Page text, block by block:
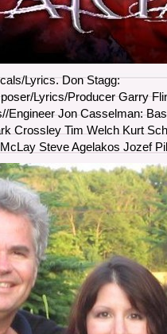
Lyrics. Don Stagg:
Lyrics/Producer Garry
Engineer Jon Casselman:
Crossley Tim Welch Kurt
Steve Agelakos Jozef